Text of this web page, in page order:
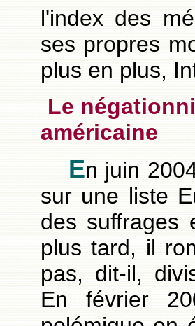
l'index des
ses propres
plus en plus,
Le
américaine
En juin
sur une liste
des suffrages
plus tard, il
pas, dit-il,
En février